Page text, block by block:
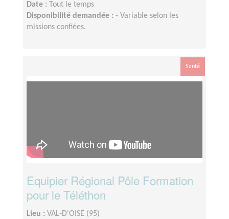
Date :
Tout le temps
Disponibilité demandée : - Variable selon les
missions confiées.
Santé
Equipier Régional Pôle Formation
pour le Téléthon
Lieu : VAL-D'OISE (95)